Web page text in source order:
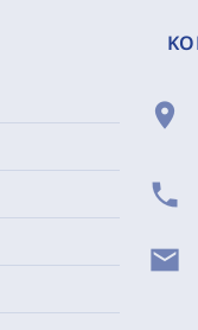
location_on
phone
mail